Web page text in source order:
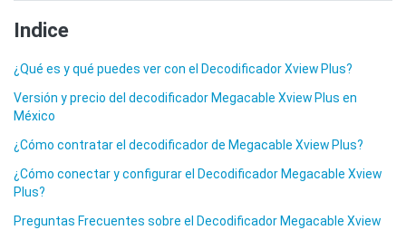
Indice
¿Qué es y qué puedes ver con el Decodificador Xview Plus?
Versión y precio del decodificador Megacable Xview Plus en
México
¿Cómo contratar el decodificador de Megacable Xview Plus?
¿Cómo conectar y configurar el Decodificador Megacable Xview
Plus?
Preguntas Frecuentes sobre el Decodificador Megacable Xview